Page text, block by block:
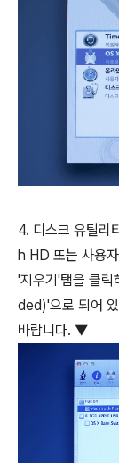
4. 디스크 유틸리
h HD 또는 사용
'지우기'탭을 클
ded)'으로 되어
바랍니다. ▼